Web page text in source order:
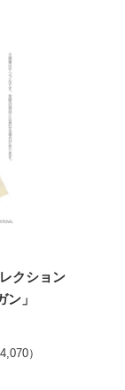
クション
」
）